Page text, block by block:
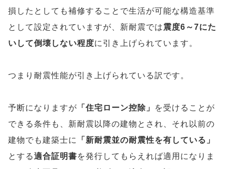
損したとしても補修することで生活が可能な構造基準
として設定されていますが、新耐震では震度6～7にた
いして倒壊しない程度に引き上げられています。
つまり耐震性能が引き上げられている訳です。
予断になりますが 「住宅ローン控除」
を受けることが
できる条件も、新耐震以降の建物とされ、それ以前の
建物でも建築士に
「新耐震並の耐震性を有している」
とする適合証明書を発行してもらえれば適用になりま